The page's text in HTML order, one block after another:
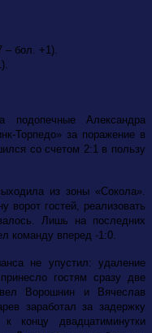
– бол. +1).
Александра
Торпедо» за поражение в
со счетом 2:1 в пользу
из зоны «Сокола».
ворот гостей, реализовать
Лишь на последних
команду вперед -1:0.
не упустил: удаление
гостям сразу две
Ворошнин и Вячеслав
заработал за задержку
двадцатиминутки